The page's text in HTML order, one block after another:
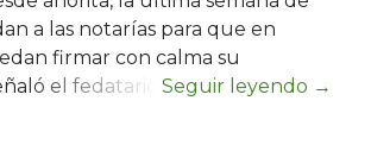
a las notarías para que en
firmar con calma su
el fedatario.